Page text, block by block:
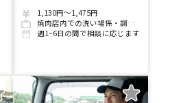
1,130円～1,475円
焼肉店内での洗い場係・調理補助
週1~6日の間で相談に応じます